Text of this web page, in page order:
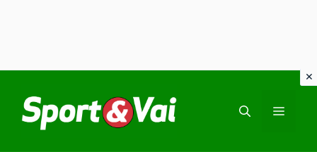
contenuto